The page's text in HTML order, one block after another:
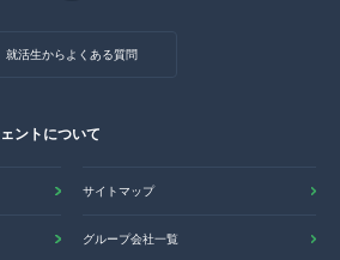
就活生からよくある質問
ントについて
サイトマップ
グループ会社一覧